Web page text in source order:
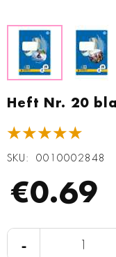
Heft Nr. 20
★★★★★
SKU 0010002848
€0.69
-
Anfang
Bildgalerie